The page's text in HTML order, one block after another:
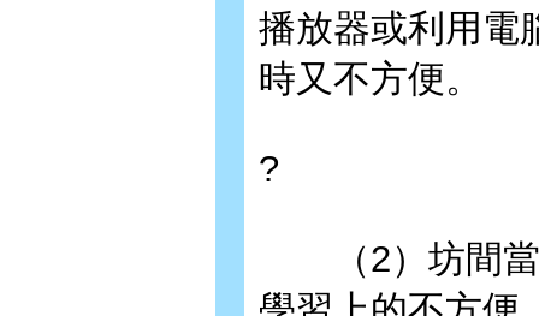
播放器或利用電
時又不方便。
?
（2）坊間當